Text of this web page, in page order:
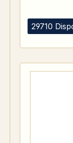
29710